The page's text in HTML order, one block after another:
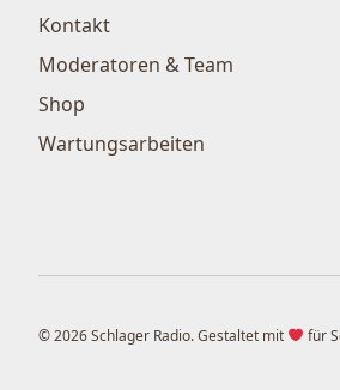
Kontakt
Moderatoren & Team
Shop
Wartungsarbeiten
© 2026 Schlager Radio. Gestaltet mit für